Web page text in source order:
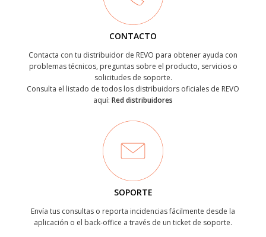
CONTACTO
Contacta con tu distribuidor de REVO para obtener ayuda con
problemas técnicos, preguntas sobre el producto, servicios o
solicitudes de soporte.
Consulta el listado de todos los distribuidors oficiales de REVO
aquí: Red distribuidores
SOPORTE
Envía tus consultas o reporta incidencias fácilmente desde la
aplicación o el back-office a través de un ticket de soporte.